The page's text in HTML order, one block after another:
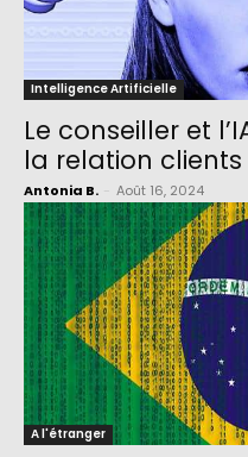
Intelligence Artificielle
Le conseiller et
la relation clients
Antonia B. Août 16, 2024
A l'étranger